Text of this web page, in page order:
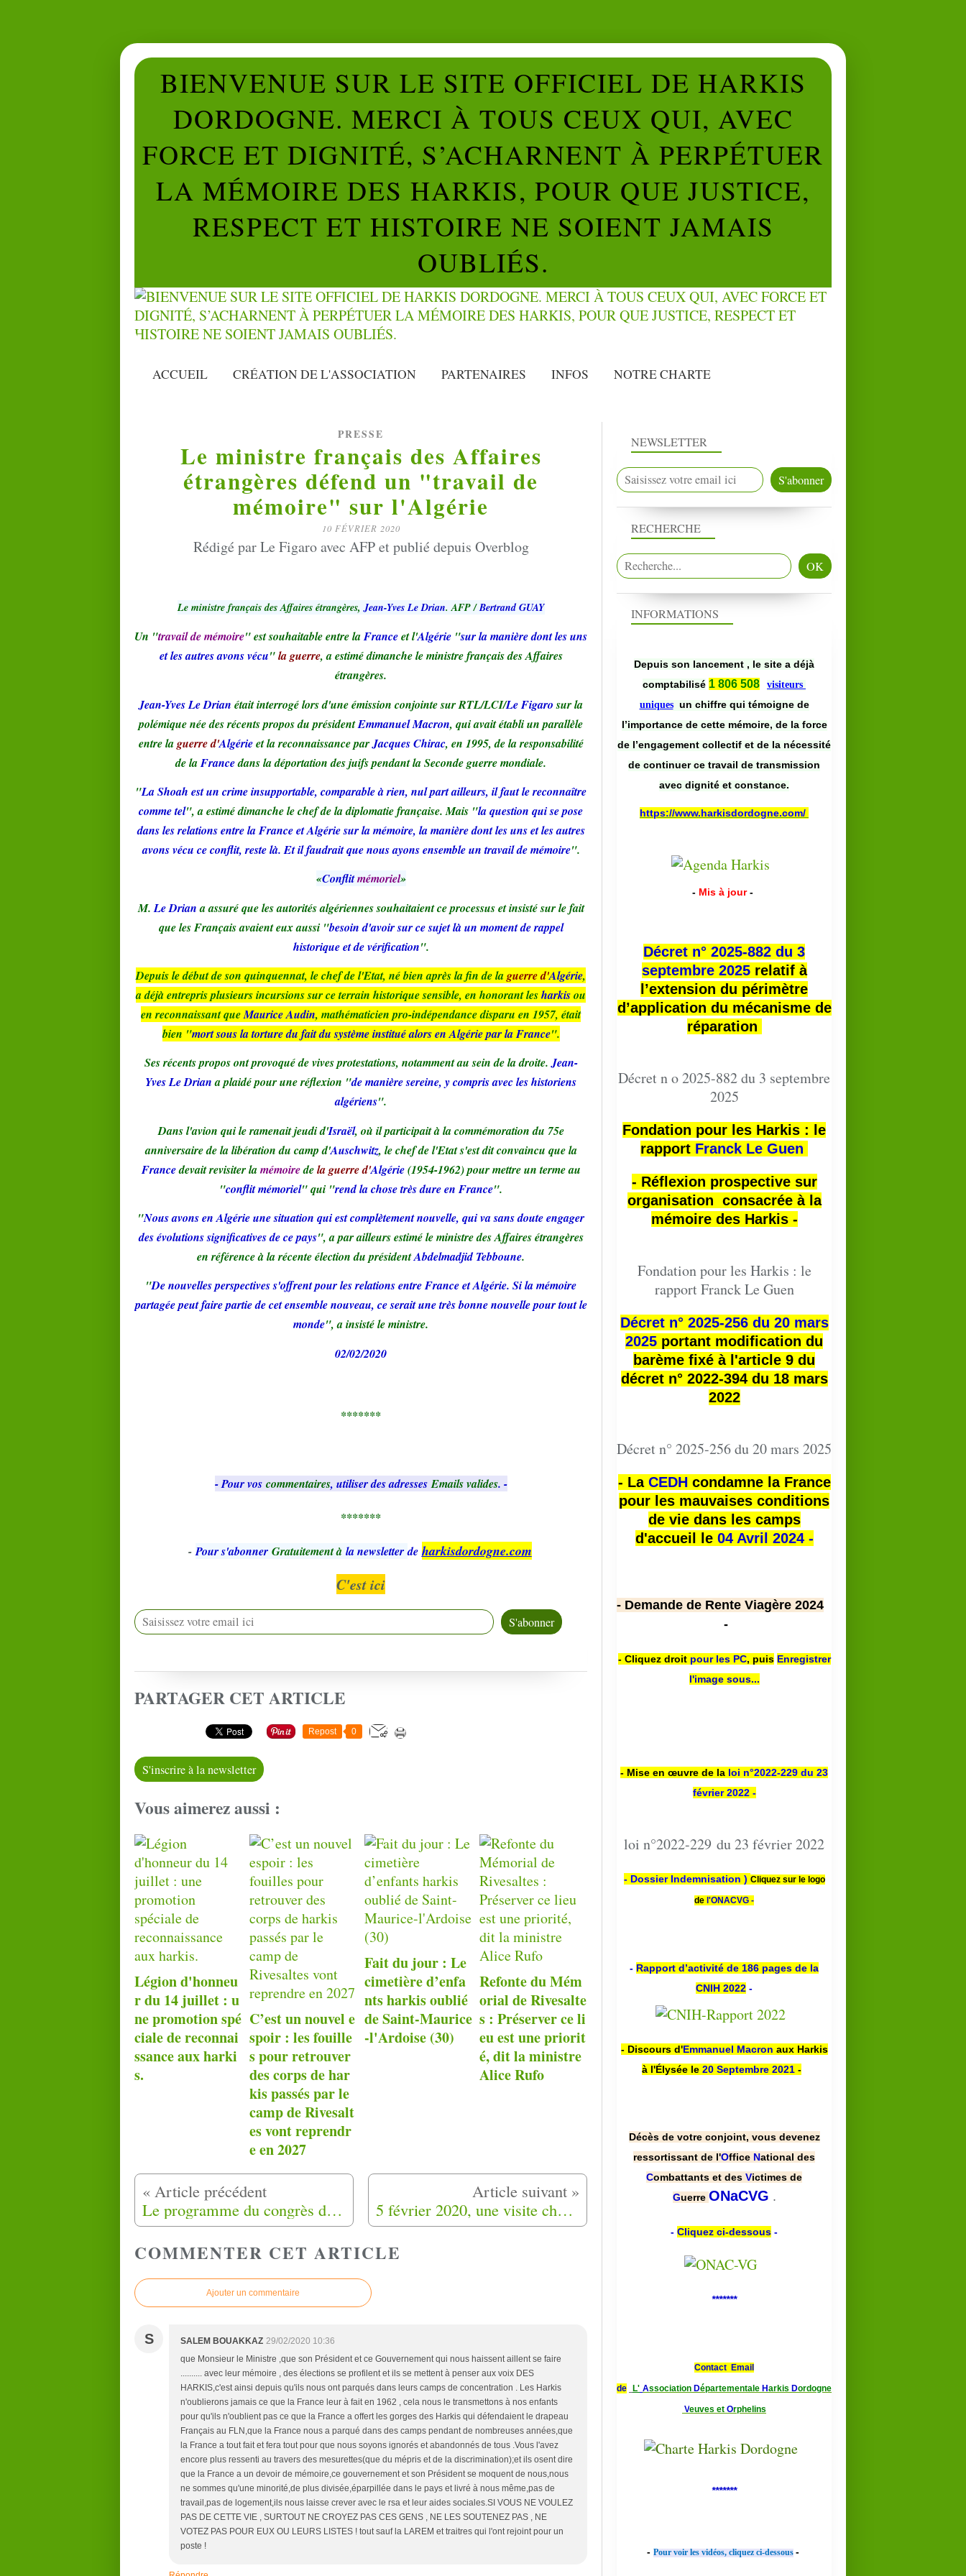
BIENVENUE SUR LE SITE OFFICIEL DE HARKIS
DORDOGNE. MERCI À TOUS CEUX QUI, AVEC
FORCE ET DIGNITÉ, S’ACHARNENT À PERPÉTUER
LA MÉMOIRE DES HARKIS, POUR QUE JUSTICE,
RESPECT ET HISTOIRE NE SOIENT JAMAIS
OUBLIÉS.
ACCUEIL CRÉATION DE L'ASSOCIATION PARTENAIRES INFOS NOTRE CHARTE
PRESSE
Le ministre français des Affaires
étrangères défend un "travail de
mémoire" sur l'Algérie
10 FÉVRIER 2020
Rédigé par Le Figaro avec AFP et publié depuis Overblog
Le ministre français des Affaires étrangères,Jean-Yves Le Drian. AFP /Bertrand GUAY
Un "travail de mémoire" est souhaitable entre laFranceet l'Algérie "sur la manière dont les uns
et les autres avons vécu"la guerre, a estimé dimanche le ministre français des Affaires
étrangères.
Jean-Yves Le Drian était interrogé lors d'une émission conjointe sur RTL/LCI/Le Figarosur la
polémique née des récents propos du présidentEmmanuel Macron, qui avait établi un parallèle
entre laguerre d'Algérieet la reconnaissance parJacques Chirac, en 1995, de la responsabilité
de laFrancedans la déportation des juifs pendant la Seconde guerre mondiale.
"La Shoah est un crime insupportable, comparable à rien, nul part ailleurs, il faut le reconnaître
comme tel", a estimé dimanche le chef de la diplomatie française. Mais "la question qui se pose
dans les relations entre la France et Algérie sur la mémoire, la manière dont les uns et les autres
avons vécu ce conflit, reste là. Et il faudrait que nous ayons ensemble un travail de mémoire".
«Conflitmémoriel»
M.Le Driana assuré que les autorités algériennes souhaitaient ce processus et insisté sur le fait
que les Français avaient eux aussi "besoin d'avoir sur ce sujet là un moment de rappel
historique et de vérification".
Depuis le début de son quinquennat, le chef de l'Etat, né bien après la fin de laguerre d'Algérie,
a déjà entrepris plusieurs incursions sur ce terrain historique sensible, en honorant lesharkisou
en reconnaissant queMaurice Audin, mathématicien pro-indépendance disparu en 1957, était
bien "mort sous la torture du fait du système institué alors en Algérie par la France".
Ses récents propos ont provoqué de vives protestations, notamment au sein de la droite.Jean-
Yves Le Driana plaidé pour une réflexion "de manière sereine, y compris avec les historiens
algériens".
Dans l'avion qui le ramenait jeudi d'Israël, où il participait à la commémoration du 75e
anniversaire de la libération du camp d'Auschwitz, le chef de l'Etat s'est dit convaincu que la
Francedevait revisiter lamémoiredela guerre d'Algérie(1954-1962) pour mettre un terme au
"conflit mémoriel" qui "rend la chose très dure en France".
"Nous avons en Algérie une situation qui est complètement nouvelle, qui va sans doute engager
des évolutions significatives de ce pays", a par ailleurs estimé le ministre des Affaires étrangères
en référence à la récente élection du présidentAbdelmadjid Tebboune.
"De nouvelles perspectives s'offrent pour les relations entre France et Algérie. Si la mémoire
partagée peut faire partie de cet ensemble nouveau, ce serait une très bonne nouvelle pour tout le
monde", a insisté le ministre.
02/02/2020
*******
- Pour vos commentaires, utiliser des adressesEmails valides. -
*******
- Pour s'abonner Gratuitement à la newsletter de harkisdordogne.com
C'est ici
PARTAGER CET ARTICLE
Repost 0
S'inscrire à la newsletter
Vous aimerez aussi :
Légion d'honneu
r du 14 juillet : u
ne promotion spé
ciale de reconnai
ssance aux harki
s.
C’est un nouvel e
spoir : les fouille
s pour retrouver
des corps de har
kis passés par le
camp de Rivesalt
es vont reprendr
e en 2027
Fait du jour : Le
cimetière d’enfa
nts harkis oublié
de Saint-Maurice
-l'Ardoise (30)
Refonte du Mém
orial de Rivesalte
s : Préserver ce li
eu est une priorit
é, dit la ministre
Alice Rufo
Le programme du congrès du 22 & 23 février 2020 à Villeneuve sur Lot (47300) 5 février 2020, une visite chargée d’histoire à Ongles (04)
COMMENTER CET ARTICLE
Ajouter un commentaire
S SALEM BOUAKKAZ 29/02/2020 10:36
que Monsieur le Ministre ,que son Président et ce Gouvernement qui nous haissent aillent se faire
.......... avec leur mémoire , des élections se profilent et ils se mettent à penser aux voix DES
HARKIS,c'est ainsi depuis qu'ils nous ont parqués dans leurs camps de concentration . Les Harkis
n'oublierons jamais ce que la France leur à fait en 1962 , cela nous le transmettons à nos enfants
pour qu'ils n'oublient pas ce que la France a offert les gorges des Harkis qui défendaient le drapeau
Français au FLN,que la France nous a parqué dans des camps pendant de nombreuses années,que
la France a tout fait et fera tout pour que nous soyons ignorés et abandonnés de tous .Vous l'avez
encore plus ressenti au travers des mesurettes(que du mépris et de la discrimination);et ils osent dire
que la France a un devoir de mémoire,ce gouvernement et son Président se moquent de nous,nous
ne sommes qu'une minorité,de plus divisée,éparpillée dans le pays et livré à nous même,pas de
travail,pas de logement,ils nous laisse crever avec le rsa et leur aides sociales.SI VOUS NE VOULEZ
PAS DE CETTE VIE , SURTOUT NE CROYEZ PAS CES GENS , NE LES SOUTENEZ PAS , NE
VOTEZ PAS POUR EUX OU LEURS LISTES ! tout sauf la LAREM et traitres qui l'ont rejoint pour un
poste !
NEWSLETTER
RECHERCHE
INFORMATIONS
Depuis son lancement , le site a déjà
comptabilisé 1 806 508
visiteurs
uniques un chiffre qui témoigne de
l’importance de cette mémoire, de la force
de l’engagement collectif et de la nécessité
de continuer ce travail de transmission
avec dignité et constance.
https://www.harkisdordogne.com/
- Mis à jour -
Décret n° 2025-882 du 3
septembre 2025relatif à
l’extension du périmètre
d’application du mécanisme de
réparation
Décret n o 2025-882 du 3 septembre
2025
Fondation pour les Harkis : le
rapport Franck Le Guen
- Réflexion prospective sur
organisation consacrée à la
mémoire des Harkis -
Fondation pour les Harkis : le
rapport Franck Le Guen
Décret n° 2025-256 du 20 mars
2025 portant modification du
barème fixé à l'article 9 du
décret n° 2022-394 du 18 mars
2022
Décret n° 2025-256 du 20 mars 2025
- La CEDHcondamne la France
pour les mauvaises conditions
de vie dans les camps
d'accueil le 04 Avril 2024 -
- Demande de Rente Viagère 2024
-
- Cliquez droit pour les PC, puis Enregistrer
l'image sous...
- Mise en œuvre de la loi n°2022-229 du 23
février 2022 -
loi n°2022-229 du 23 février 2022
- Dossier Indemnisation ) Cliquez sur le logo
de l'ONACVG -
- Rapport d’activité de 186 pages de la
CNIH 2022 -
- Discours d'Emmanuel Macron aux Harkis
à l'Élysée le 20 Septembre 2021 -
Décès de votre conjoint, vous devenez
ressortissant de l'Office National des
Combattants et des Victimes de
Guerre ONaCVG .
- Cliquez ci-dessous -
*******
Contact Email
de L' Association Départementale Harkis Dordogne
Veuves et Orphelins
*******
- Pour voir les vidéos, cliquez ci-dessous -